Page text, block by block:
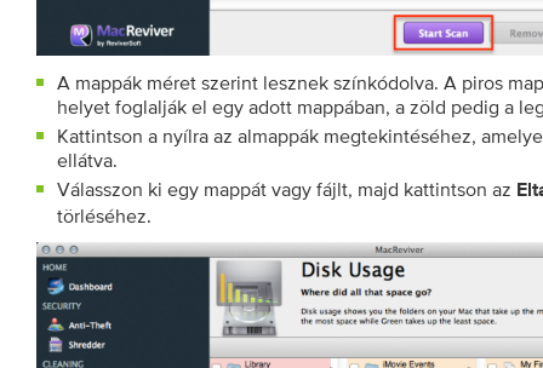
A mappák méret szerint lesznek színkódolva. A piros
helyet foglalják el egy adott mappában, a zöld pedig a
Kattintson a nyílra az almappák megtekintéséhez,
ellátva.
Válasszon ki egy mappát vagy fájlt, majd kattintson az
törléséhez.